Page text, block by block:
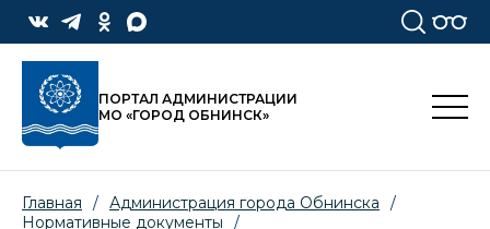
ПОРТАЛ АДМИНИСТРАЦИИ
МО «ГОРОД ОБНИНСК»
Главная / Администрация города Обнинска
/
Нормативные документы
/